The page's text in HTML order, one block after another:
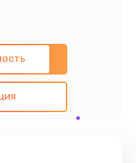
знаниями и
ремонт с
компонентов, а
всех
- предоставить
записаться на